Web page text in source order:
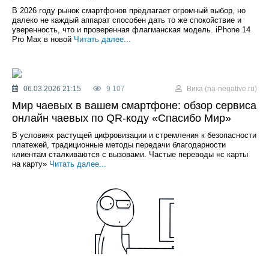
В 2026 году рынок смартфонов предлагает огромный выбор, но
далеко не каждый аппарат способен дать то же спокойствие и
уверенность, что и проверенная флагманская модель. iPhone 14
Pro Max в новой Читать далее...
06.03.2026 21:15 9 107 Вика (na-negative.ru)
Мир чаевых в вашем смартфоне: обзор сервиса
онлайн чаевых по QR-коду «Спасибо Мир»
В условиях растущей цифровизации и стремления к безопасности
платежей, традиционные методы передачи благодарности
клиентам сталкиваются с вызовами. Частые переводы «с карты
на карту» Читать далее...